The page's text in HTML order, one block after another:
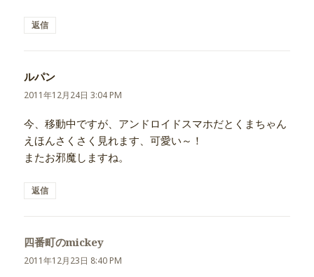
返信
ルパン
り:
2011年12月24日 3:04 PM
今、移動中ですが、アンドロイドスマホだとくまちゃん
えほんさくさく見れます、可愛い～！
またお邪魔しますね。
返信
四番町のmickey
り:
2011年12月23日 8:40 PM